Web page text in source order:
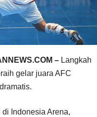
– Langkah
gelar juara AFC
Indonesia Arena,